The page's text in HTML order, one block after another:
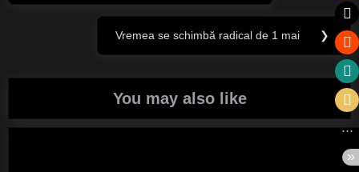
Next
Vremea se schimbă radical de 1 mai ❯
You may also like